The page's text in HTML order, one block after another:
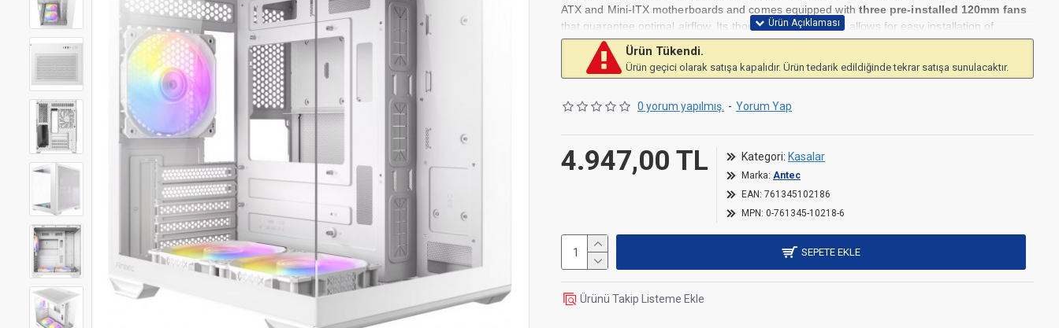
Ürün Tükendi.
Ürün geçici olarak satışa kapalıdır. Ürün tedarik edildiğinde tekrar satışa sunulacaktır.
ATX and Mini-ITX motherboards and comes equipped with three pre-installed 120mm fans
that guarantee optimal airflow. Its thoughtful construction allows for easy installation of
components and provides ample space for expansions. The Antec CX60M is ideal for users
who value design and functionality and want to house a compact system in an attractive case.
Compatible with Micro ATX and Mini-ITX motherboards
0 yorum yapılmış. - Yorum Yap
4.947,00 TL Kategori: Kasalar
Marka: Antec
EAN: 761345102186
MPN: 0-761345-10218-6
SEPETE EKLE
Ürünü Takip Listeme Ekle